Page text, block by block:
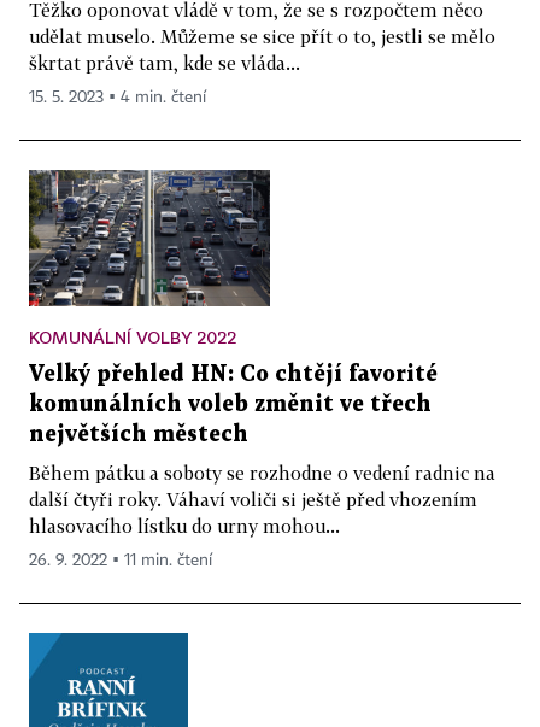
Těžko oponovat vládě v tom, že se s rozpočtem něco
udělat muselo. Můžeme se sice přít o to, jestli se mělo
škrtat právě tam, kde se vláda...
15. 5. 2023 ▪ 4 min. čtení
KOMUNÁLNÍ VOLBY 2022
Velký přehled HN: Co chtějí favorité
komunálních voleb změnit ve třech
největších městech
Během pátku a soboty se rozhodne o vedení radnic na
další čtyři roky. Váhaví voliči si ještě před vhozením
hlasovacího lístku do urny mohou...
26. 9. 2022 ▪ 11 min. čtení